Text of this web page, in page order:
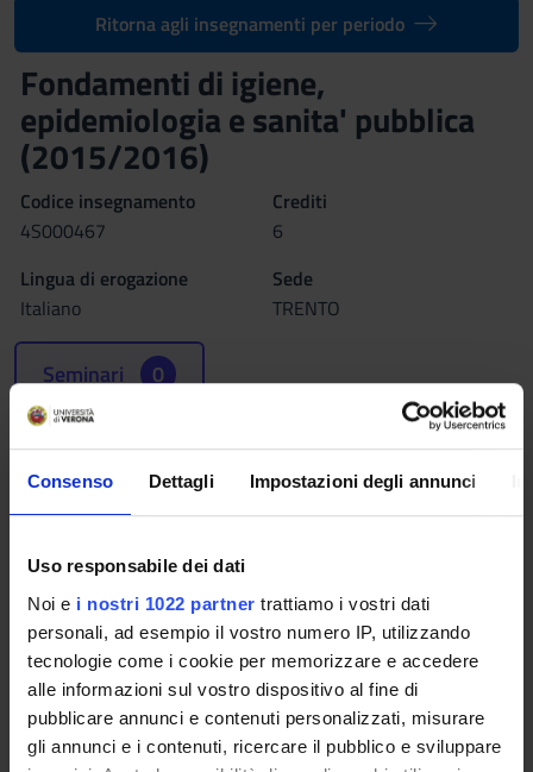
Consenso Dettagli Impostazioni degli annunci
Uso responsabile dei dati
Noi e i nostri 1022 partner trattiamo i vostri dati
personali, ad esempio il vostro numero IP, utilizzando
tecnologie come i cookie per memorizzare e accedere
alle informazioni sul vostro dispositivo al fine di
pubblicare annunci e contenuti personalizzati, misurare
gli annunci e i contenuti, ricercare il pubblico e sviluppare
Ritorna agli insegnamenti per periodo
Fondamenti di igiene,
epidemiologia e sanita' pubblica
(2015/2016)
Codice insegnamento
4S000467
Crediti
6
Lingua di erogazione
Italiano
Sede
TRENTO
Seminari 0
L'insegnamento è organizzato come segue:
MICROBIOLOGIA,
AGENTI BIOLOGICI
Crediti
3
Periodo
TPALL 1° ANNO 1° SEMESTRE AA 2015/16
Sede
Docenti